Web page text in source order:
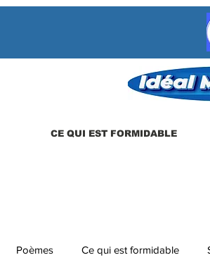
CE QUI EST FORMIDABLE
Poèmes Ce qui est formidable